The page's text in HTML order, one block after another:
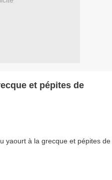
et pépites de